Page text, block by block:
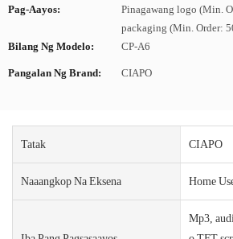
Pag-Aayos:
Pinagawang logo (Min.
packaging (Min. Order:
Bilang Ng Modelo:
CP-A6
Pangalan Ng Brand: CIAPO
Tatak CIAPO
Naaangkop Na Eksena Home
Mp3,